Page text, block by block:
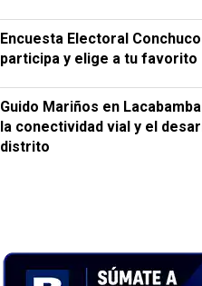
Encuesta Electoral
participa y elige a tu favorito
Guido Mariños en
la conectividad vial y el
distrito